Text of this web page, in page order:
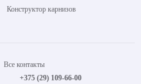
Конструктор карнизов
Все контакты
+375 (29) 109-66-00